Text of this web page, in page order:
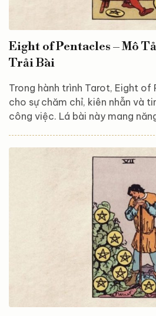
Eight of Pentacles – Mô
Trải Bài
Trong hành trình Tarot, Eight of
cho sự chăm chỉ, kiên nhẫn và
công việc. Lá bài này mang
Astroreka khám phá và giải mã
để hiểu rõ hơn về nguồn năng
tiến bộ mà vũ trụ muốn gửi đến
of Pentacles nhé! Tổng quan về